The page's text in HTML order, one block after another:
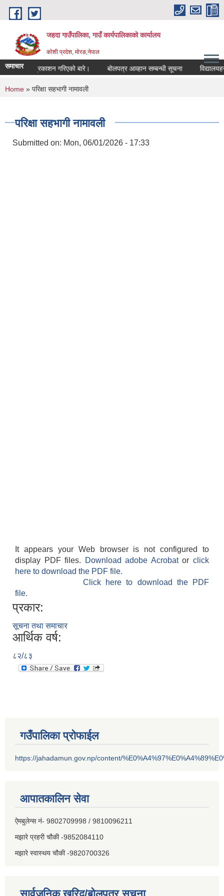
Skip to main content
जहदा गाउँपालिका, गाउँ कार्यपालिकाको कार्यालय
कोशी प्रदेश, मोरङ,नेपाल
समाचारसुचना प्रकाशन गरिएको बारे। बोलपत्र आव्हान सम्बन्धी सूचना
You are here
Home » परिक्षा सहभागी नामावली
परिक्षा सहभागी नामावली
Submitted on: Mon, 06/01/2026 - 17:33
It appears your Web browser is not configured to
display PDF files.
Download adobe Acrobatorclick
here to download the PDF file.
Click here to download the PDF
file.
प्रकार:
सूचना तथा समाचार
आर्थिक वर्ष:
८२/८३
गउँपालिका प्रोफाईल
https://jahadamun.gov.np/content/
आपातकालिन सेवा
ऐमबुलेन्स नं- 9802709998 / 9810096211
मझारे प्रहरी चौकी -9852084110
मझारे स्वास्थय चौकी -9820700326